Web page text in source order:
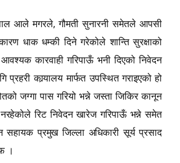
आले मगरले,गौमती सुनारनी समेतले आपसी
धाक धम्की दिने गरेकोले शान्ति सुरक्षाको
कारवाही गरिपाऊँ भनी दिएको निवेदन
प्रहरी कार्‍यालय मार्फत उपस्थित गराइएको हो
जग्गा पास गरियो भन्ने जस्ता जिकिर कानून
रिट निवेदन खारेज गरिपाऊँ भन्ने समेत
सहायक प्रमुख जिल्ला अधिकारी सूर्य प्रसाद
।